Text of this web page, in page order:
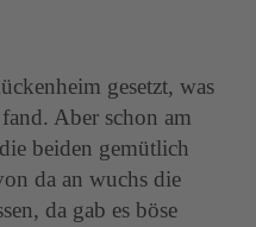
gesetzt, was
Aber schon am
beiden gemütlich
da an wuchs die
da gab es böse